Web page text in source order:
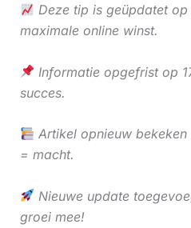
Deze tip is geüpdatet
maximale online winst.
Informatie opgefrist op
succes.
Artikel opnieuw
= macht.
Nieuwe update
groei mee!